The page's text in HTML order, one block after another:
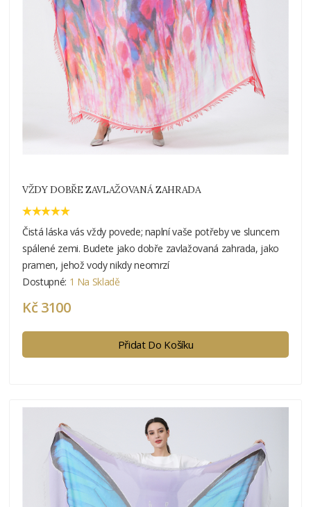
VŽDY DOBŘE ZAVLAŽOVANÁ ZAHRADA
Čistá láska vás vždy povede; naplní vaše potřeby ve sluncem
spálené zemi. Budete jako dobře zavlažovaná zahrada, jako
pramen, jehož vody nikdy neomrzí
Dostupné: 1 Na Skladě
Kč 3100
Přidat Do Košíku